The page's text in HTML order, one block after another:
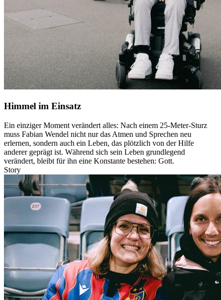
Himmel im Einsatz
Ein einziger Moment verändert alles: Nach einem 25-Meter-Sturz
muss Fabian Wendel nicht nur das Atmen und Sprechen neu
erlernen, sondern auch ein Leben, das plötzlich von der Hilfe
anderer geprägt ist. Während sich sein Leben grundlegend
verändert, bleibt für ihn eine Konstante bestehen: Gott.
Story